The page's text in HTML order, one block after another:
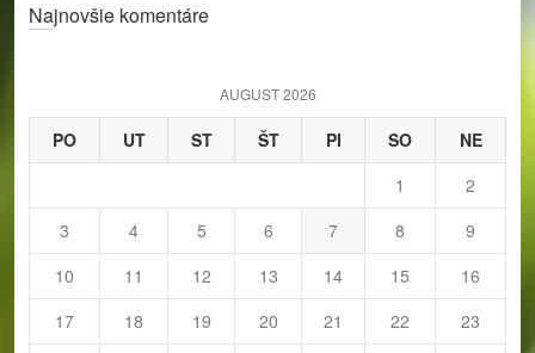
rNajnovšie komentáre
AUGUST 2026
PO UT ST ŠT PI SO
NE
1
2
3
4 5 6 7 8
9
10
11 12 13 14 15
16
17
18 19 20 21 22
23